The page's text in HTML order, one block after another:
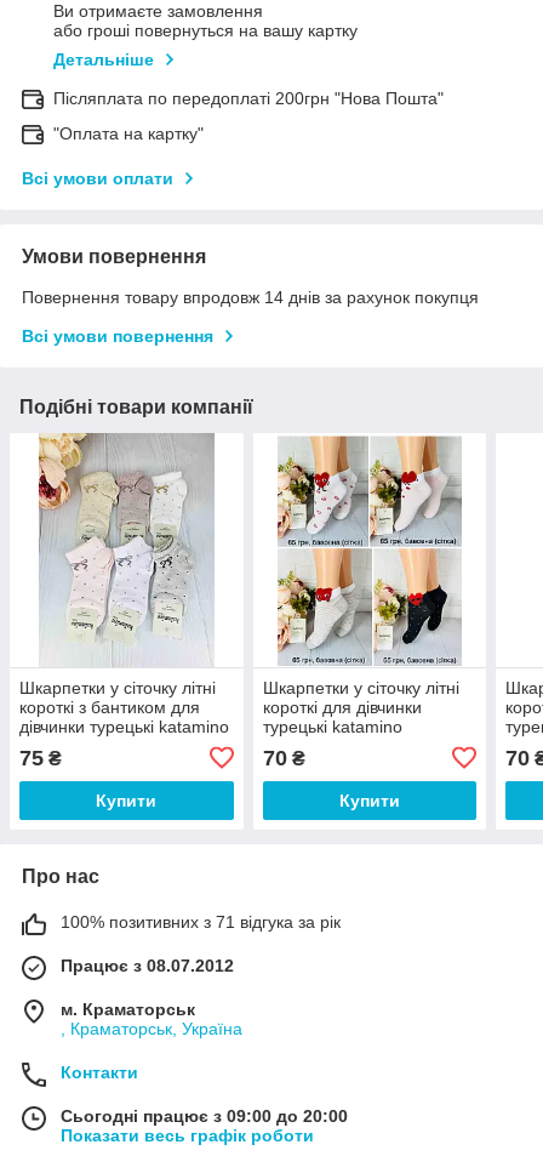
Ви отримаєте замовлення
або гроші повернуться на вашу картку
Детальніше
Післяплата по передоплаті 200грн "Нова Пошта"
"Оплата на картку"
Всі умови оплати
Умови повернення
Повернення товару впродовж 14 днів за рахунок покупця
Всі умови повернення
Подібні товари компанії
Шкарпетки у сіточку літні
короткі з бантиком для
дівчинки турецькі katamino
75 ₴
Купити
Шкарпетки у сіточку літні
короткі для дівчинки
турецькі katamino
70₴
Купити
70
Про нас
100% позитивних з 71 відгука за рік
Працює з 08.07.2012
м. Краматорськ
, Краматорськ, Україна
Контакти
Сьогодні працює з 09:00 до 20:00
Показати весь графік роботи